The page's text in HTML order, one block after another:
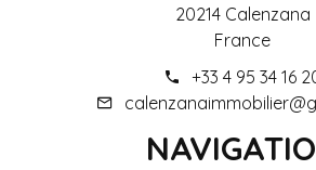
20214 Calenzana
France
+33 4 95 34 16